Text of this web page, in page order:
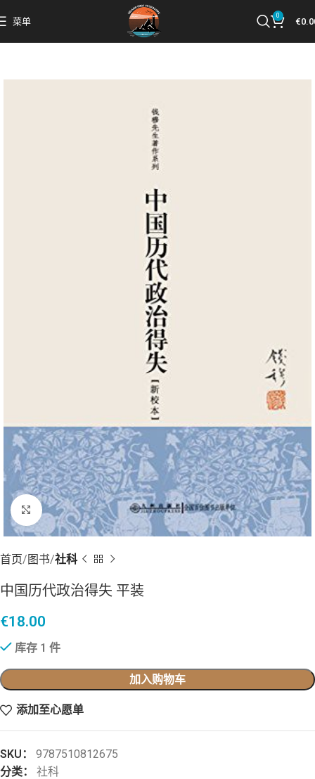
菜单
0
€
点击放大
首页 图书 社科
中国历代政治得失 平装
€18.00
库存 1 件
加入购物车
添加至心愿单
SKU： 9787510812675
分类：
社科